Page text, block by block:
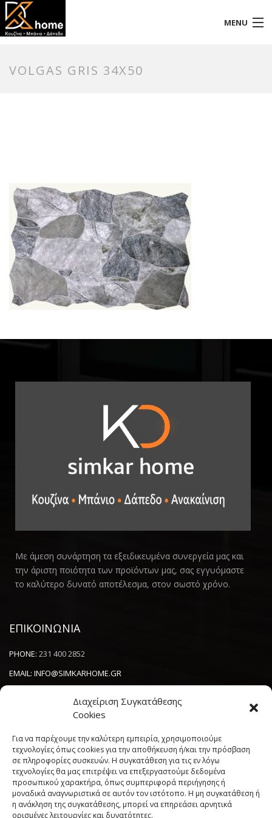
Διαχείριση Συγκατάθεσης
Cookies
Για να παρέχουμε την καλύτερη εμπειρία, χρησιμοποιούμε
τεχνολογίες όπως cookies για την αποθήκευση ή/και την πρόσβαση
σε πληροφορίες συσκευών. Η συγκατάθεση για τις εν λόγω
τεχνολογίες θα μας επιτρέψει να επεξεργαστούμε δεδομένα
προσωπικού χαρακτήρα, όπως συμπεριφορά περιήγησης ή
μοναδικά αναγνωριστικά σε αυτόν τον ιστότοπο. Η μη συγκατάθεση ή
η ανάκληση της συγκατάθεσης, μπορεί να επηρεάσει αρνητικά
ορισμένες λειτουργίες και δυνατότητες.
MENU
VOLGAS GRIS 34X50
Με άμεση συνάρτηση τα εξειδικευμένα συνεργεία μας και
την άριστη ποιότητα των προϊόντων μας, σας εγγυόμαστε
το καλύτερο δυνατό αποτέλεσμα, στον σωστό χρόνο.
ΕΠΙΚΟΙΝΩΝΙΑ
PHONE: 231 400 2852
EMAIL: INFO@SIMKARHOME.GR
NEWSLETTER
----------------------